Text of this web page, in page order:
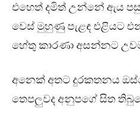
එහෙත් දමිත් උන්නේ ඇය
වෙස් මුහුණු පැළඳ එළියට
හේතු කාරණා අසන්නට
අනෙක් අතට දුරකතනය
තෙපලුවද අනුපගේ සිත